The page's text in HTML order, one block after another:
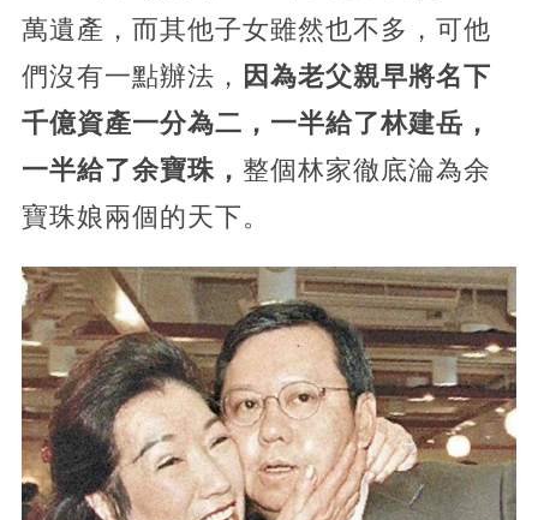
萬遺產，而其他子女雖然也不多，可他
們沒有一點辦法， 因為老父親早將名下
千億資產一分為二，一半給了林建岳，
一半給了余寶珠， 整個林家徹底淪為余
寶珠娘兩個的天下。